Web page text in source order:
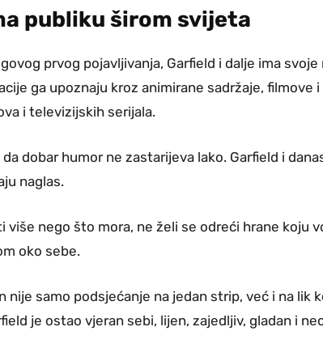
publiku širom svijeta
prvog pojavljivanja, Garfield i dalje ima
ga upoznaju kroz animirane sadržaje, filmove
i televizijskih serijala.
dobar humor ne zastarijeva lako. Garfield i
naglas.
više nego što mora, ne želi se odreći hrane koju
oko sebe.
nije samo podsjećanje na jedan strip, već i na lik
je ostao vjeran sebi, lijen, zajedljiv, gladan i